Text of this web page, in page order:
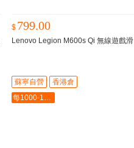
$ 799.00
Lenovo Legion M600s Qi 無線遊戲
蘇寧自營
香港倉
每1000-100最多-5000